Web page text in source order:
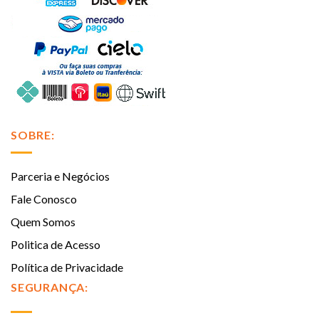
SOBRE:
Parceria e Negócios
Fale Conosco
Quem Somos
Politica de Acesso
Política de Privacidade
SEGURANÇA: